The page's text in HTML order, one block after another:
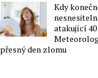
Kdy
atakující 40
přesný den zlomu